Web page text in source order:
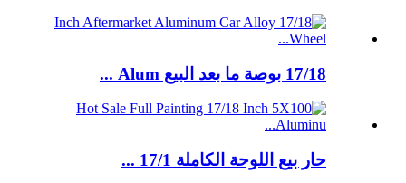
17/18 بوصة ما بعد البيع Alum ...
حار بيع اللوحة الكاملة 17/1 ...